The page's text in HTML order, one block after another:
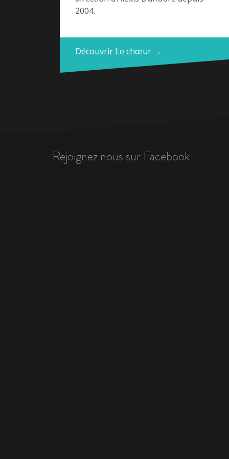
2004.
Découvrir Le chœur →
Rejoignez nous sur Facebook